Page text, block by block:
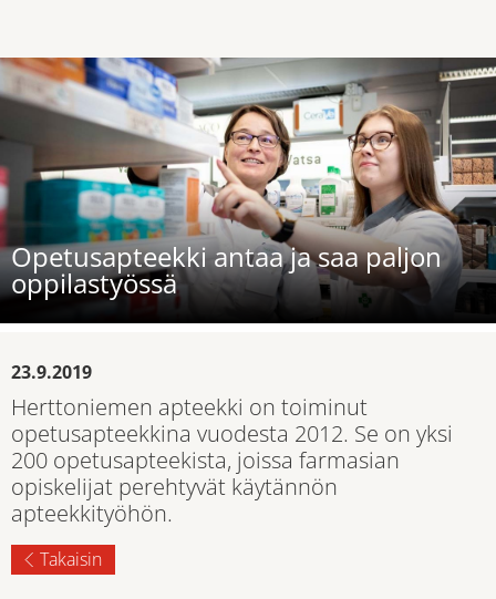
Opetusapteekki antaa ja saa paljon
oppilastyössä
23.9.2019
Herttoniemen apteekki on toiminut
opetusapteekkina vuodesta 2012. Se on yksi
200 opetusapteekista, joissa farmasian
opiskelijat perehtyvät käytännön
apteekkityöhön.
Takaisin